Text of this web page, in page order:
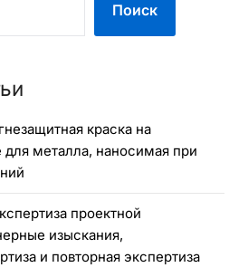
Поиск
краска на
для металла, наносимая при
проектной
изыскания,
и повторная экспертиза